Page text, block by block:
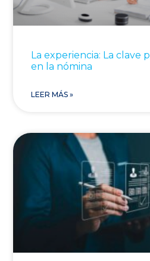
La experiencia: La clave
en la nómina
LEER MÁS »